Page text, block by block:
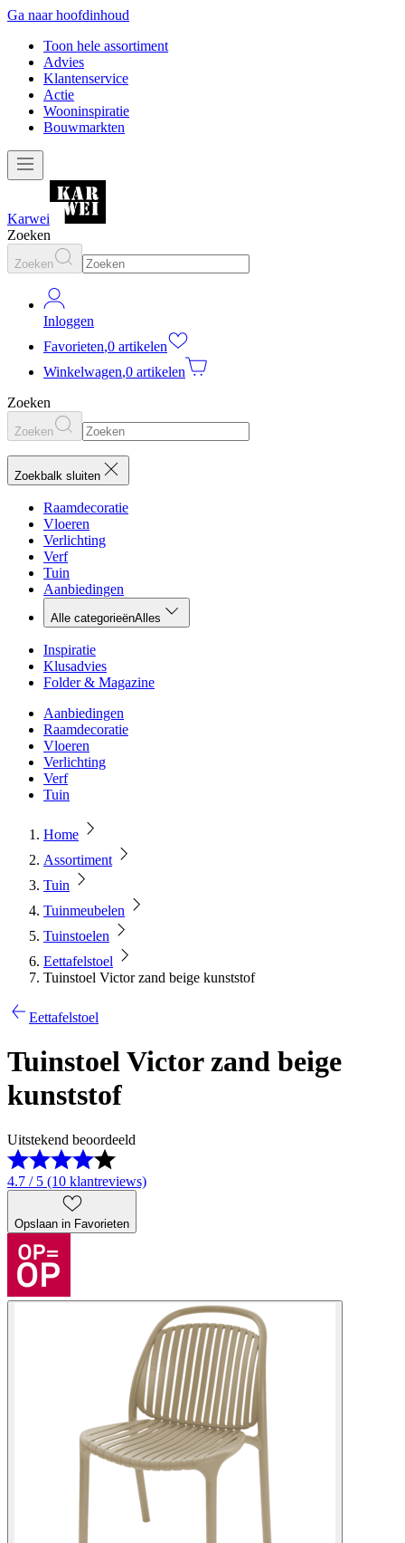
Ga naar hoofdinhoud
Toon hele assortiment
Advies
Klantenservice
Actie
Wooninspiratie
Bouwmarkten
Karwei
Zoeken
Zoeken
Inloggen
Favorieten,0 artikelen
Winkelwagen,0 artikelen
Zoeken
Zoeken
Zoekbalk sluiten
Raamdecoratie
Vloeren
Verlichting
Verf
Tuin
Aanbiedingen
Alle categorieënAlles
Inspiratie
Klusadvies
Folder & Magazine
Aanbiedingen
Raamdecoratie
Vloeren
Verlichting
Verf
Tuin
Home
Assortiment
Tuin
Tuinmeubelen
Tuinstoelen
Eettafelstoel
Tuinstoel Victor zand beige kunststof
Eettafelstoel
Tuinstoel Victor zand beige
kunststof
Uitstekend beoordeeld
4.7 / 5 (10 klantreviews)
Opslaan in Favorieten